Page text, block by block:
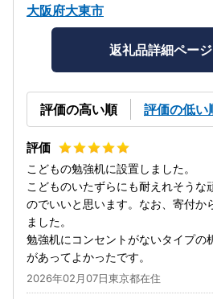
大阪府大東市
返礼品詳細ペー
評価の高い順 評価の低い
こどもの勉強机に設置しました。
こどものいたずらにも耐えれそうな
のでいいと思います。なお、寄付か
ました。
勉強机にコンセントがないタイプの
があってよかったです。
2026年02月07日東京都在住